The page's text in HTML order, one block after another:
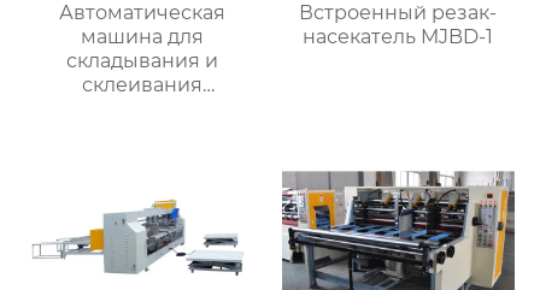
Автоматическая
машина для
складывания и
склеивания
Встроенный резак-
насекатель MJBD-1